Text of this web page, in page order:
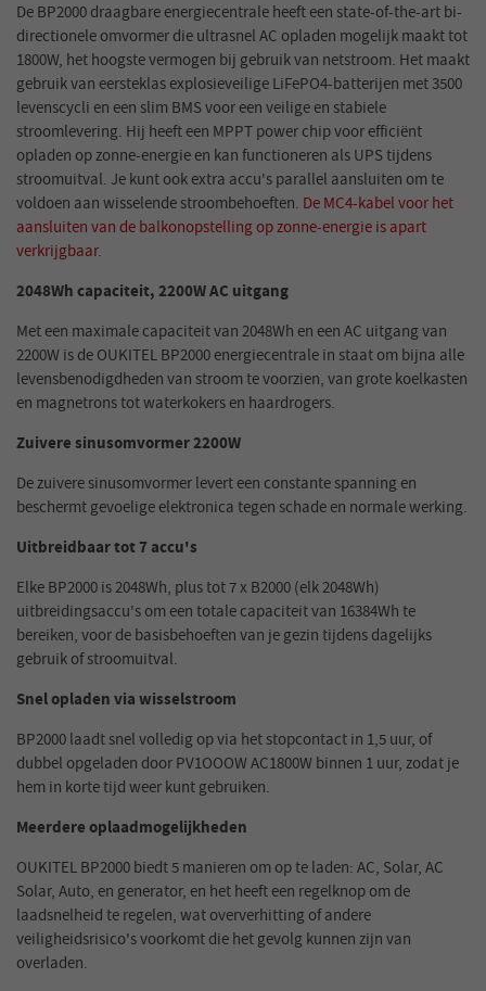
De BP2000 draagbare energiecentrale heeft een state-of-the-art bi-
directionele omvormer die ultrasnel AC opladen mogelijk maakt tot
1800W, het hoogste vermogen bij gebruik van netstroom. Het maakt
gebruik van eersteklas explosieveilige LiFePO4-batterijen met 3500
levenscycli en een slim BMS voor een veilige en stabiele
stroomlevering. Hij heeft een MPPT power chip voor efficiënt
opladen op zonne-energie en kan functioneren als UPS tijdens
stroomuitval. Je kunt ook extra accu's parallel aansluiten om te
voldoen aan wisselende stroombehoeften. De MC4-kabel voor het
aansluiten van de balkonopstelling op zonne-energie is apart
verkrijgbaar.
2048Wh capaciteit, 2200W AC uitgang
Met een maximale capaciteit van 2048Wh en een AC uitgang van
2200W is de OUKITEL BP2000 energiecentrale in staat om bijna alle
levensbenodigdheden van stroom te voorzien, van grote koelkasten
en magnetrons tot waterkokers en haardrogers.
Zuivere sinusomvormer 2200W
De zuivere sinusomvormer levert een constante spanning en
beschermt gevoelige elektronica tegen schade en normale werking.
Uitbreidbaar tot 7 accu's
Elke BP2000 is 2048Wh, plus tot 7 x B2000 (elk 2048Wh)
uitbreidingsaccu's om een totale capaciteit van 16384Wh te
bereiken, voor de basisbehoeften van je gezin tijdens dagelijks
gebruik of stroomuitval.
Snel opladen via wisselstroom
BP2000 laadt snel volledig op via het stopcontact in 1,5 uur, of
dubbel opgeladen door PV1OOOW AC1800W binnen 1 uur, zodat je
hem in korte tijd weer kunt gebruiken.
Meerdere oplaadmogelijkheden
OUKITEL BP2000 biedt 5 manieren om op te laden: AC, Solar, AC
Solar, Auto, en generator, en het heeft een regelknop om de
laadsnelheid te regelen, wat oververhitting of andere
veiligheidsrisico's voorkomt die het gevolg kunnen zijn van
overladen.